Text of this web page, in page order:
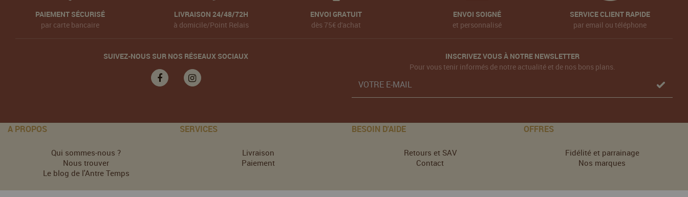
PAIEMENT SÉCURISÉ
par carte bancaire
LIVRAISON 24/48/72H
à domicile/Point Relais
ENVOI GRATUIT
dès 75€ d'achat
ENVOI SOIGNÉ
et personnalisé
SERVICE CLIENT RAPIDE
par email ou téléphone
SUIVEZ-NOUS SUR NOS RÉSEAUX SOCIAUX
INSCRIVEZ VOUS À NOTRE NEWSLETTER
Pour vous tenir informés de notre actualité et de nos bons plans.
A PROPOS
Qui sommes-nous ?
Nous trouver
Le blog de l'Antre Temps
SERVICES
Livraison
Paiement
BESOIN D'AIDE
Retours et SAV
Contact
OFFRES
Fidélité et parrainage
Nos marques